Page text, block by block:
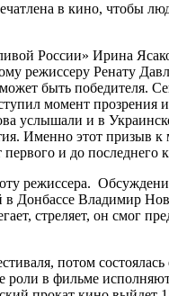
в кино, чтобы
России» Ирина
режиссеру Ренату
быть победителя.
момент
услышали и в
Именно этот призыв
и до последнего
режиссера.
Донбассе Владимир
стреляет, он смог
потом
в фильме